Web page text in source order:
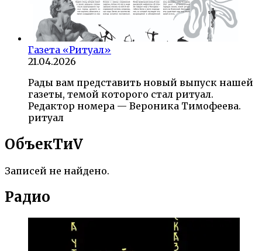
Газета «Ритуал»
21.04.2026
Рады вам представить новый выпуск нашей
газеты, темой которого стал ритуал.
Редактор номера — Вероника Тимофеева.
ритуал
ОбъекTиV
Записей не найдено.
Радио